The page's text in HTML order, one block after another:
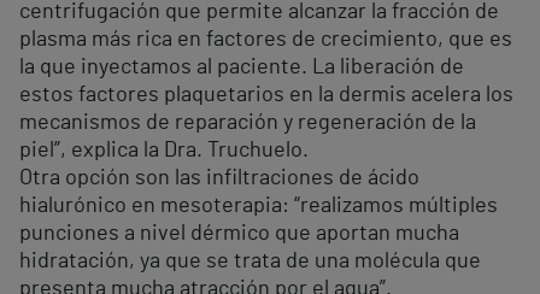
centrifugación que permite alcanzar la fracción de
plasma más rica en factores de crecimiento, que es
la que inyectamos al paciente. La liberación de
estos factores plaquetarios en la dermis acelera los
mecanismos de reparación y regeneración de la
piel”, explica la Dra. Truchuelo.
Otra opción son las infiltraciones de ácido
hialurónico en mesoterapia: “realizamos múltiples
punciones a nivel dérmico que aportan mucha
hidratación, ya que se trata de una molécula que
presenta mucha atracción por el agua”.